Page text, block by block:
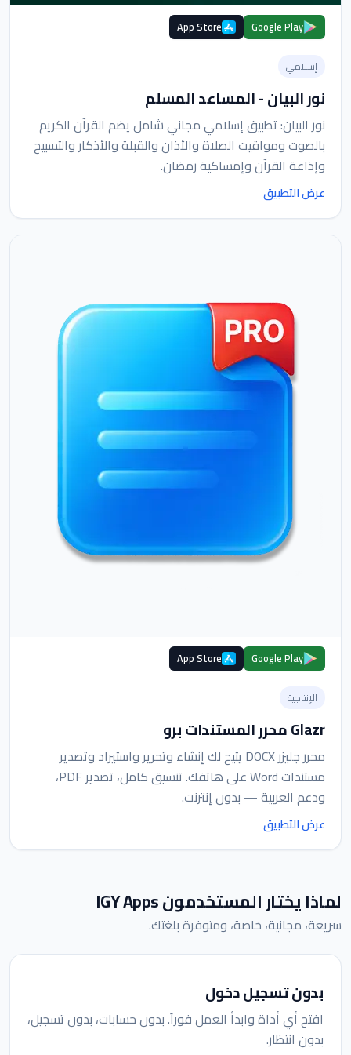
Google Play
App Store
إسلامي
نور البيان - المساعد المسلم
نور البيان: تطبيق إسلامي مجاني شامل يضم القرآن الكريم
بالصوت ومواقيت الصلاة والأذان والقبلة والأذكار والتسبيح
وإذاعة القرآن وإمساكية رمضان.
عرض التطبيق
Google Play
App Store
الإنتاجية
Glazr محرر المستندات برو
محرر جليزر DOCX يتيح لك إنشاء وتحرير واستيراد وتصدير
مستندات Word على هاتفك. تنسيق كامل، تصدير PDF،
ودعم العربية — بدون إنترنت.
عرض التطبيق
لماذا يختار المستخدمون IGY Apps
سريعة، مجانية، خاصة، ومتوفرة بلغتك.
بدون تسجيل دخول
افتح أي أداة وابدأ العمل فوراً. بدون حسابات، بدون تسجيل،
بدون انتظار.